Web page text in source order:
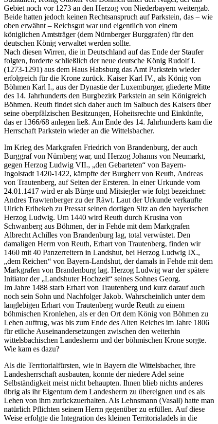
Gebiet noch vor 1273 an den Herzog von Niederbayern weitergab.
Beide hatten jedoch keinen Rechtsanspruch auf Parkstein, das – wie
oben erwähnt – Reichsgut war und eigentlich von einem
königlichen Amtsträger (dem Nürnberger Burggrafen) für den
deutschen König verwaltet werden sollte.
Nach diesen Wirren, die in Deutschland auf das Ende der Staufer
folgten, forderte schließlich der neue deutsche König Rudolf I.
(1273-1291) aus dem Haus Habsburg das Amt Parkstein wieder
erfolgreich für die Krone zurück. Kaiser Karl IV., als König von
Böhmen Karl I., aus der Dynastie der Luxemburger, gliederte Mitte
des 14. Jahrhunderts den Burgbezirk Parkstein an sein Königreich
Böhmen. Reuth findet sich daher auch im Salbuch des Kaisers über
seine oberpfälzischen Besitzungen, Hoheitsrechte und Einkünfte,
das er 1366/68 anlegen ließ. Am Ende des 14. Jahrhunderts kam die
Herrschaft Parkstein wieder an die Wittelsbacher.
Im Krieg des Markgrafen Friedrich von Brandenburg, der auch
Burggraf von Nürnberg war, und Herzog Johanns von Neumarkt,
gegen Herzog Ludwig VII., „den Gebarteten“ von Bayern-
Ingolstadt 1420-1422, kämpfte der Burgherr von Reuth, Andreas
von Trautenberg, auf Seiten der Ersteren. In einer Urkunde vom
24.01.1417 wird er als Bürge und Mitsiegler wie folgt bezeichnet:
Andres Trawtenberger zu der Räwt. Laut der Urkunde verkaufte
Ulrich Erlbekeh zu Pressat seinen dortigen Sitz an den bayerischen
Herzog Ludwig. Um 1440 wird Reuth durch Krusina von
Schwanberg aus Böhmen, der in Fehde mit dem Markgrafen
Albrecht Achilles von Brandenburg lag, total verwüstet. Den
damaligen Herrn von Reuth, Erhart von Trautenberg, finden wir
1460 mit 40 Panzerreitern in Landshut, bei Herzog Ludwig IX.,
„dem Reichen“ von Bayern-Landshut, der damals in Fehde mit dem
Markgrafen von Brandenburg lag. Herzog Ludwig war der spätere
Initiator der „Landshuter Hochzeit“ seines Sohnes Georg.
Im Jahre 1488 starb Erhart von Trautenberg und kurz darauf auch
noch sein Sohn und Nachfolger Jakob. Wahrscheinlich unter dem
langlebigen Erhart von Trautenberg wurde Reuth zu einem
böhmischen Kronlehen, als er den Ort dem König von Böhmen zu
Lehen auftrug, was bis zum Ende des Alten Reiches im Jahre 1806
für etliche Auseinandersetzungen zwischen den weiterhin
wittelsbachischen Landesherrn und der böhmischen Krone sorgte.
Wie kam es dazu?
Als die Territorialfürsten, wie in Bayern die Wittelsbacher, ihre
Landesherrschaft ausbauten, konnte der niedere Adel seine
Selbständigkeit meist nicht behaupten. Ihnen blieb nichts anderes
übrig als ihr Eigentum dem Landesherrn zu übereignen und es als
Lehen von ihm zurückzuerhalten. Als Lehnsmann (Vasall) hatte man
natürlich Pflichten seinem Herrn gegenüber zu erfüllen. Auf diese
Weise erfolgte die Integration des kleinen Territorialadels in die